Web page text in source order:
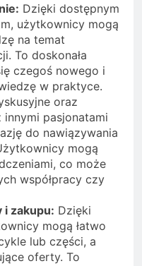
Dzięki dostępnym
użytkownicy mogą
na temat
To doskonała
czegoś nowego i
w praktyce.
oraz
pasjonatami
do nawiązywania
mogą
co może
współpracy czy
i zakupu: Dzięki
mogą łatwo
lub części, a
oferty. To